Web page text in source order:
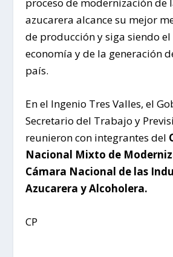
azucarera alcance su mejor
de producción y siga siendo
economía y de la generación
país.
En el Ingenio Tres Valles, el
Secretario del Trabajo y
reunieron con integrantes del
Nacional Mixto de
Cámara Nacional de las
Azucarera y Alcoholera.
CP